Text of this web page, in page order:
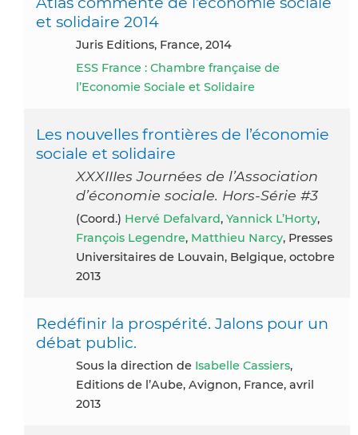
et solidaire 2014
Juris Editions, France, 2014
ESS France : Chambre française de
l’Economie Sociale et Solidaire
Les nouvelles frontières de l’économie
sociale et solidaire
XXXIIIes Journées de l’Association
d’économie sociale. Hors-Série #3
(coord.) Hervé Defalvard, Yannick L’Horty,
François Legendre, Matthieu Narcy, Presses
Universitaires de Louvain, Belgique, octobre
2013
Redéfinir la prospérité. Jalons pour un
débat public.
Sous la direction de Isabelle Cassiers,
Editions de l’Aube, Avignon, France, avril
2013